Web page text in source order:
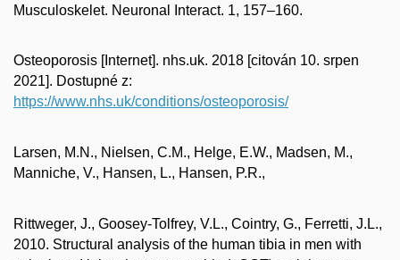
Musculoskelet. Neuronal Interact. 1, 157–160.
Osteoporosis [Internet]. nhs.uk. 2018 [citován 10. srpen
2021]. Dostupné z:
https://www.nhs.uk/conditions/osteoporosis/
Larsen, M.N., Nielsen, C.M., Helge, E.W., Madsen, M.,
Manniche, V., Hansen, L., Hansen, P.R.,
Rittweger, J., Goosey-Tolfrey, V.L., Cointry, G., Ferretti, J.L.,
2010. Structural analysis of the human tibia in men with